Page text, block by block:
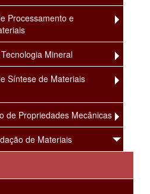
Processamento e
Mineral
Síntese de Materiais
de Propriedades Mecânicas
de Materiais